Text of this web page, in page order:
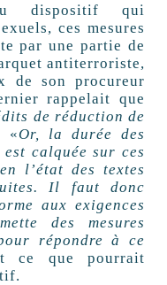
dispositif qui
ces mesures
par une partie de
antiterroriste,
de son procureur
rappelait que
de réduction de
«Or, la durée des
calquée sur ces
l’état des textes
Il faut donc
aux exigences
des mesures
répondre à ce
ce que pourrait